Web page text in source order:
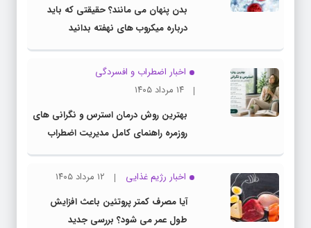
بدن پنهان می مانند؟ حقیقتی که باید
درباره میکروب های نهفته بدانید
اخبار اضطراب و افسردگی
۱۴ مرداد ۱۴۰۵
بهترین روش درمان استرس و نگرانی های
روزمره راهنمای کامل مدیریت اضطراب
اخبار رژیم غذایی
۱۲ مرداد ۱۴۰۵
آیا مصرف کمتر پروتئین باعث افزایش
طول عمر می شود؟ بررسی جدید